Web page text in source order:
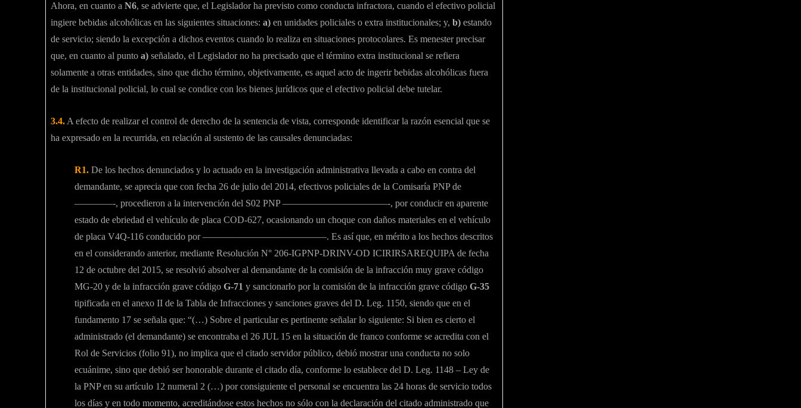
Ahora, en cuanto a N6, se advierte que, el Legislador ha previsto como conducta infractora, cuando el efectivo policial
ingiere bebidas alcohólicas en las siguientes situaciones: a) en unidades policiales o extra institucionales; y, b) estando
de servicio; siendo la excepción a dichos eventos cuando lo realiza en situaciones protocolares. Es menester precisar
que, en cuanto al punto a) señalado, el Legislador no ha precisado que el término extra institucional se refiera
solamente a otras entidades, sino que dicho término, objetivamente, es aquel acto de ingerir bebidas alcohólicas fuera
de la institucional policial, lo cual se condice con los bienes jurídicos que el efectivo policial debe tutelar.
3.4.A efecto de realizar el control de derecho de la sentencia de vista, corresponde identificar la razón esencial que se
ha expresado en la recurrida, en relación al sustento de las causales denunciadas:
R1. De los hechos denunciados y lo actuado en la investigación administrativa llevada a cabo en contra del
demandante, se aprecia que con fecha 26 de julio del 2014, efectivos policiales de la Comisaría PNP de
————-, procedieron a la intervención del S02 PNP ———————————-, por conducir en aparente
estado de ebriedad el vehículo de placa COD-627, ocasionando un choque con daños materiales en el vehículo
de placa V4Q-116 conducido por —————————————. Es así que, en mérito a los hechos descritos
en el considerando anterior, mediante Resolución N° 206-IGPNP-DRINV-OD ICIRIRSAREQUIPA de fecha
12 de octubre del 2015, se resolvió absolver al demandante de la comisión de la infracción muy grave código
MG-20 y de la infracción grave código G-71 y sancionarlo por la comisión de la infracción grave código G-35
tipificada en el anexo II de la Tabla de Infracciones y sanciones graves del D. Leg. 1150, siendo que en el
fundamento 17 se señala que: “(…) Sobre el particular es pertinente señalar lo siguiente: Si bien es cierto el
administrado (el demandante) se encontraba el 26 JUL 15 en la situación de franco conforme se acredita con el
Rol de Servicios (folio 91), no implica que el citado servidor público, debió mostrar una conducta no solo
ecuánime, sino que debió ser honorable durante el citado día, conforme lo establece del D. Leg. 1148 – Ley de
la PNP en su artículo 12 numeral 2 (…) por consiguiente el personal se encuentra las 24 horas de servicio todos
los días y en todo momento, acreditándose estos hechos no sólo con la declaración del citado administrado que